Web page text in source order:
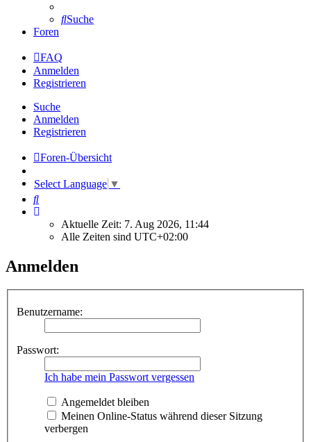
Suche
Foren
FAQ
Anmelden
Registrieren
Suche
Anmelden
Registrieren
Foren-Übersicht
Select Language ▼
Suche
Aktuelle Zeit: 7. Aug 2026, 11:44
Alle Zeiten sind UTC+02:00
Anmelden
Benutzername:
Passwort:
Ich habe mein Passwort vergessen
Angemeldet bleiben
Meinen Online-Status während dieser Sitzung
verbergen